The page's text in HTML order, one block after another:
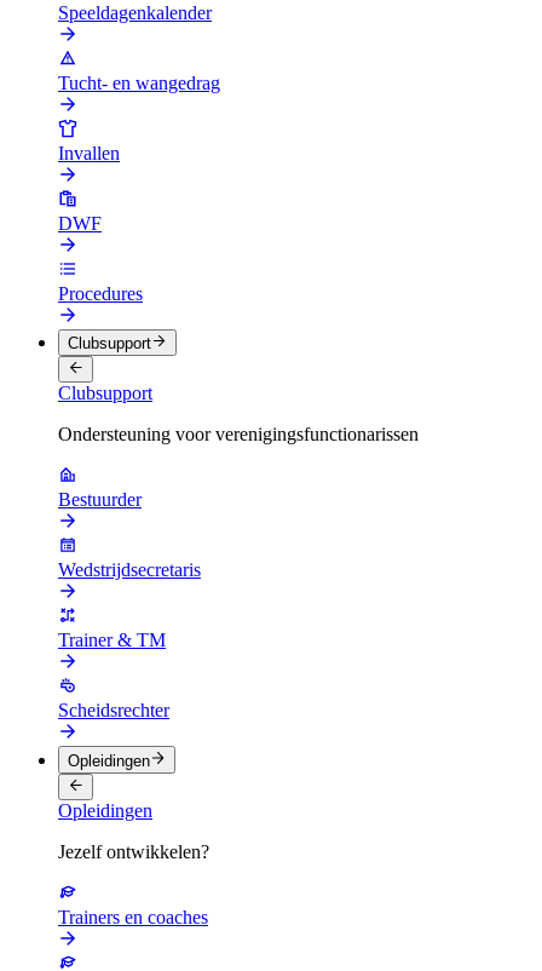
Speeldagenkalender
Tucht- en wangedrag
Invallen
DWF
Procedures
Clubsupport
Clubsupport
Ondersteuning voor verenigingsfunctionarissen
Bestuurder
Wedstrijdsecretaris
Trainer & TM
Scheidsrechter
Opleidingen
Opleidingen
Jezelf ontwikkelen?
Trainers en coaches